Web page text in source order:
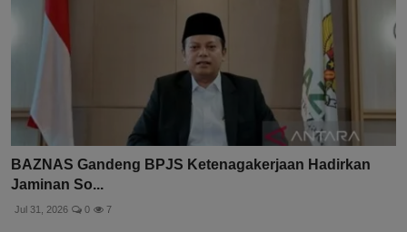
BAZNAS Gandeng BPJS Ketenagakerjaan Hadirkan
Jaminan So...
Jul 31, 2026 0 7